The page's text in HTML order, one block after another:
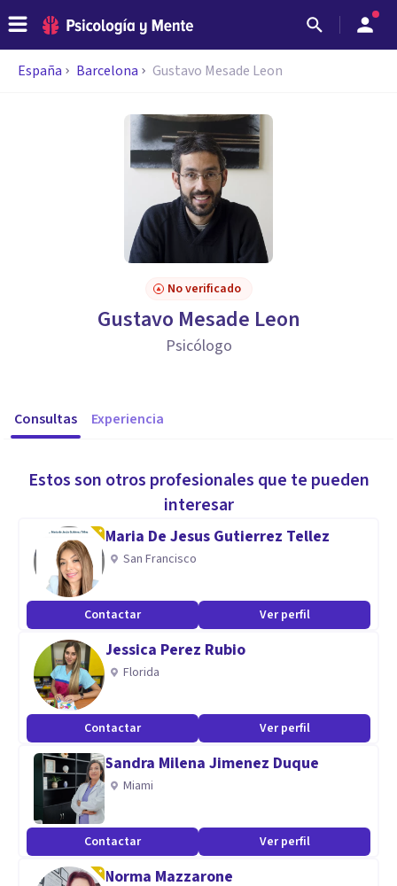
España Barcelona Gustavo Mesade Leon
No verificado
Gustavo Mesade Leon
Psicólogo
Consultas Experiencia
Estos son otros profesionales que te pueden
interesar
Maria De Jesus Gutierrez Tellez
San Francisco
Contactar Ver perfil
Jessica Perez Rubio
Florida
Contactar Ver perfil
Sandra Milena Jimenez Duque
Miami
Contactar Ver perfil
Norma Mazzarone